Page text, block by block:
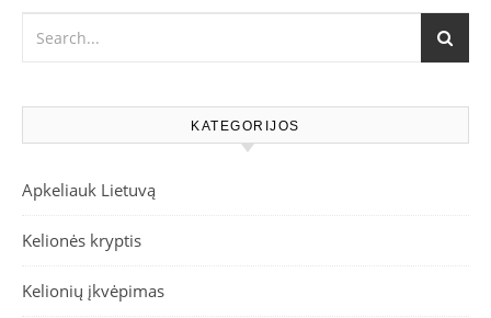
KATEGORIJOS
Apkeliauk Lietuvą
Kelionės kryptis
Kelionių įkvėpimas